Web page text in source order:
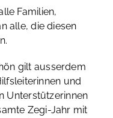
Familien,
alle, die diesen
gilt ausserdem
und
Unterstützerinnen
Zegi-Jahr mit